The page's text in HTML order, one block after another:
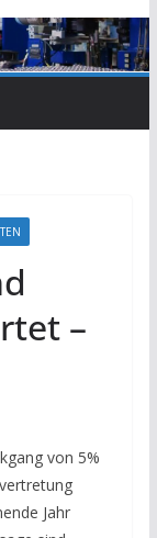
–
von 5%
Jahr